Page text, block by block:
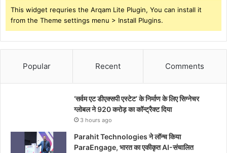
This widget requries the Arqam Lite Plugin, You can install it
from the Theme settings menu > Install Plugins.
Popular Recent Comments
‘सर्वम एट डीएक्सपी एस्टेट’ के निर्माण के लिए सिग्नेचर
ग्लोबल ने 920 करोड़ का कॉन्ट्रैक्ट दिया
3 hours ago
Parahit Technologies ने लॉन्च किया
ParaEngage, भारत का एकीकृत AI-संचालित